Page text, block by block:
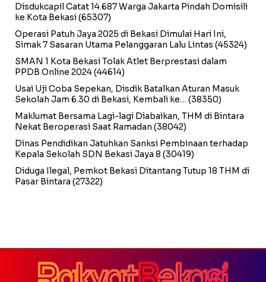
Disdukcapil Catat 14.687 Warga Jakarta Pindah Domisili
ke Kota Bekasi(65307)
Operasi Patuh Jaya 2025 di Bekasi Dimulai Hari Ini,
Simak 7 Sasaran Utama Pelanggaran Lalu Lintas (45324)
SMAN 1 Kota Bekasi Tolak Atlet Berprestasi dalam
PPDB Online 2024(44614)
Usai Uji Coba Sepekan, Disdik Batalkan Aturan Masuk
Sekolah Jam 6.30 di Bekasi, Kembali ke… (38350)
Maklumat Bersama Lagi-lagi Diabaikan, THM di Bintara
Nekat Beroperasi Saat Ramadan (38042)
Dinas Pendidikan Jatuhkan Sanksi Pembinaan terhadap
Kepala Sekolah SDN Bekasi Jaya 8 (30419)
Diduga Ilegal, Pemkot Bekasi Ditantang Tutup 18 THM di
Pasar Bintara (27322)